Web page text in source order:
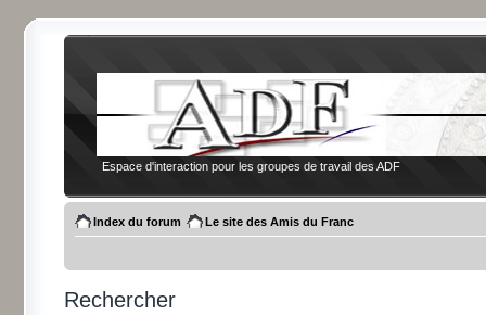
Espace d'interaction pour les groupes de travail des ADF
Index du forum Le site des Amis du Franc
Rechercher